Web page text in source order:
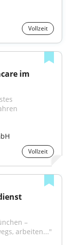
Vollzeit
im
Vollzeit
–
arbeiten..."